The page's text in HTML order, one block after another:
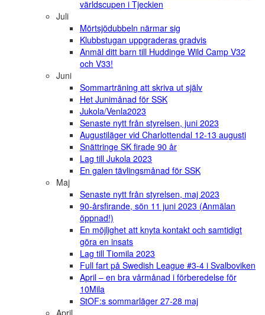
världscupen i Tjeckien
Juli
Mörtsjödubbeln närmar sig
Klubbstugan uppgraderas gradvis
Anmäl ditt barn till Huddinge Wild Camp V32
och V33!
Juni
Sommarträning att skriva ut själv
Het Junimånad för SSK
Jukola/Venla2023
Senaste nytt från styrelsen, juni 2023
Augustiläger vid Charlottendal 12-13 augusti
Snättringe SK firade 90 år
Lag till Jukola 2023
En galen tävlingsmånad för SSK
Maj
Senaste nytt från styrelsen, maj 2023
90-årsfirande, sön 11 juni 2023 (Anmälan
öppnad!)
En möjlighet att knyta kontakt och samtidigt
göra en insats
Lag till Tiomila 2023
Full fart på Swedish League #3-4 i Svalboviken
April – en bra vårmånad i förberedelse för
10Mila
StOF:s sommarläger 27-28 maj
April